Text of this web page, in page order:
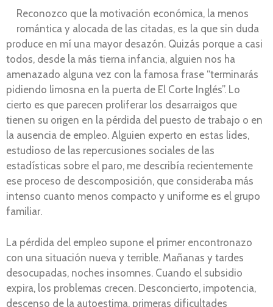
Reconozco que la motivación económica, la menos
romántica y alocada de las citadas, es la que sin duda
produce en mí una mayor desazón. Quizás porque a casi
todos, desde la más tierna infancia, alguien nos ha
amenazado alguna vez con la famosa frase “terminarás
pidiendo limosna en la puerta de El Corte Inglés”. Lo
cierto es que parecen proliferar los desarraigos que
tienen su origen en la pérdida del puesto de trabajo o en
la ausencia de empleo. Alguien experto en estas lides,
estudioso de las repercusiones sociales de las
estadísticas sobre el paro, me describía recientemente
ese proceso de descomposición, que consideraba más
intenso cuanto menos compacto y uniforme es el grupo
familiar.
La pérdida del empleo supone el primer encontronazo
con una situación nueva y terrible. Mañanas y tardes
desocupadas, noches insomnes. Cuando el subsidio
expira, los problemas crecen. Desconcierto, impotencia,
descenso de la autoestima, primeras dificultades